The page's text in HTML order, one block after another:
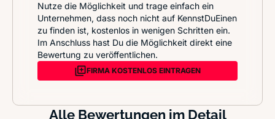
Nutze die Möglichkeit und trage einfach ein
Unternehmen, dass noch nicht auf KennstDuEinen
zu finden ist, kostenlos in wenigen Schritten ein.
Im Anschluss hast Du die Möglichkeit direkt eine
Bewertung zu veröffentlichen.
FIRMA KOSTENLOS EINTRAGEN
Alle Bewertungen im Detail